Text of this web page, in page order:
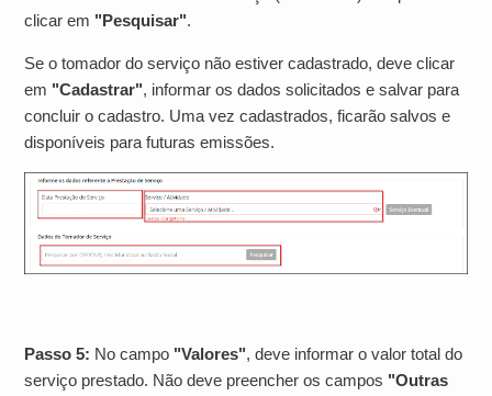
clicar em "Pesquisar".
Se o tomador do serviço não estiver cadastrado, deve clicar
em "Cadastrar", informar os dados solicitados e salvar para
concluir o cadastro. Uma vez cadastrados, ficarão salvos e
disponíveis para futuras emissões.
Passo 5: No campo "Valores", deve informar o valor total do
serviço prestado. Não deve preencher os campos "Outras